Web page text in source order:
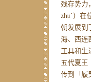
残存势力
zhuˋ）在
朝发展到
海、西连
工具和生
五代夏王
传到「履